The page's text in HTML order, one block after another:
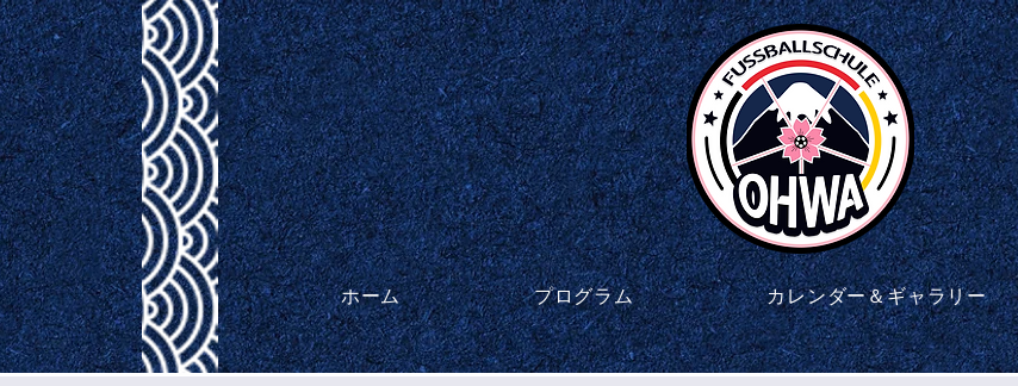
ホーム プログラム カレンダー＆ギャラリー